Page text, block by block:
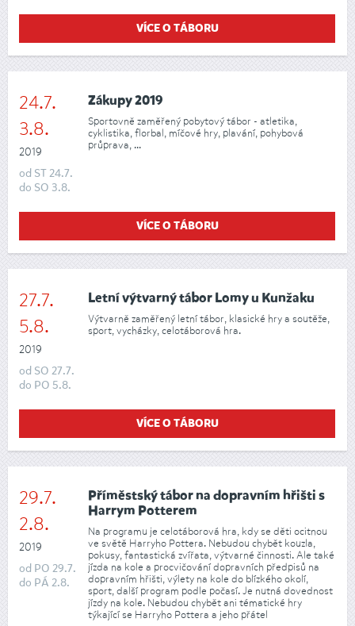
VÍCE O TÁBORU
24.7.
3.8.
2019
od ST24.7.
do SO 3.8.
Zákupy 2019
Sportovně zaměřený pobytový tábor - atletika,
cyklistika, florbal, míčové hry, plavání, pohybová
průprava, ...
VÍCE O TÁBORU
27.7.
5.8.
2019
od SO 27.7.
do PO 5.8.
Letní výtvarný tábor Lomy u Kunžaku
Výtvarně zaměřený letní tábor, klasické hry a soutěže,
sport, vycházky, celotáborová hra.
VÍCE O TÁBORU
29.7.
2.8.
2019
od PO 29.7.
do PÁ 2.8.
Příměstský tábor na dopravním hřišti s
Harrym Potterem
Na programu je celotáborová hra, kdy se děti ocitnou
ve světě Harryho Pottera. Nebudou chybět kouzla,
pokusy, fantastická zvířata, výtvarné činnosti. Ale také
jízda na kole a procvičování dopravních předpisů na
dopravním hřišti, výlety na kole do blízkého okolí,
sport, další program podle počasí. Je nutná dovednost
jízdy na kole. Nebudou chybět ani tématické hry
týkající se Harryho Pottera a jeho přátel